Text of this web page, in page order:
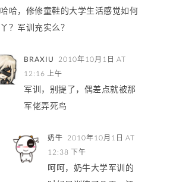
哈哈，修修童鞋的大学生活感觉如何
丫？军训充实么？
BRAXIU
2010年10月1日 AT
12:16 上午
军训，别提了，偶差点就被那
军佬弄死鸟
奶牛 2010年10月1日 AT
12:38 下午
呵呵，奶牛大学军训的